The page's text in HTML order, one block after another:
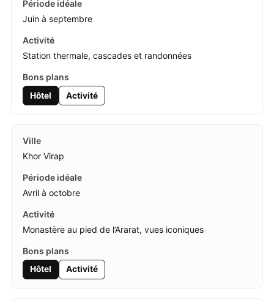
Juin à septembre
Station thermale, cascades et randonnées
Hôtel Activité
Khor Virap
Avril à octobre
Monastère au pied de l’Ararat, vues iconiques
Hôtel Activité